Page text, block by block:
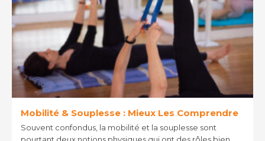
Mobilité & Souplesse : Mieux Les Comprendre
Souvent confondus, la mobilité et la souplesse sont
pourtant deux notions physiques qui ont des rôles bien